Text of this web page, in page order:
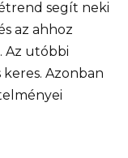
segít neki
az ahhoz
Az utóbbi
Azonban